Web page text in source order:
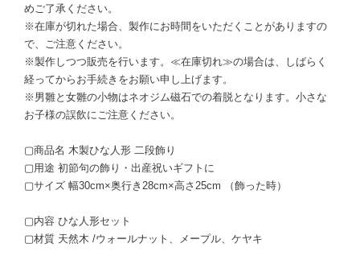
めご了承ください。
※在庫が切れた場合、製作にお時間をいただくことがありますの
で、ご注意ください。
※製作しつつ販売を行います。≪在庫切れ≫の場合は、しばらく
経ってからお手続きをお願い申し上げます。
※男雛と女雛の小物はネオジム磁石での着脱となります。小さな
お子様の誤飲にご注意ください。
▢商品名 木製ひな人形 二段飾り
▢用途 初節句の飾り・出産祝いギフトに
▢サイズ 幅30cm×奥行き28cm×高さ25cm （飾った時）
▢内容 ひな人形セット
▢材質 天然木 /ウォールナット、メープル、ケヤキ